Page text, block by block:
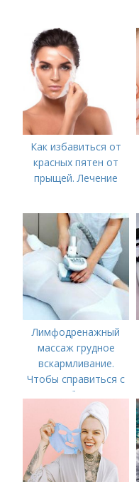
Как избавиться от
красных пятен от
прыщей. Лечение
Лимфодренажный
массаж грудное
вскармливание.
Чтобы справиться с
нагрубанием,
необходимо
предпринять
следующие действия: